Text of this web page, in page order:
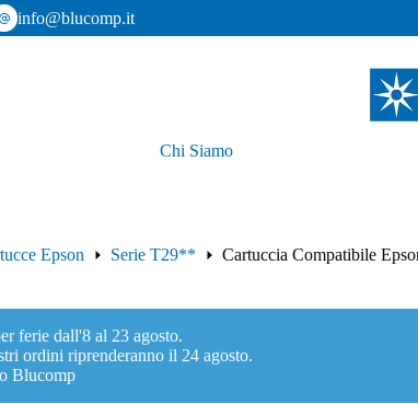
info@blucomp.it
Chi Siamo
Epson Serie T29** Cartuccia Compatibile
ferie dall'8 al 23 agosto.
ordini riprenderanno il 24 agosto.
Blucomp